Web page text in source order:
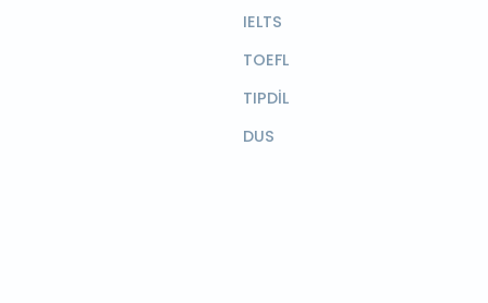
IELTS
TOEFL
TIPDİL
DUS